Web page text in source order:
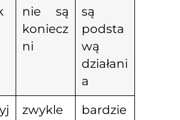
nie są
koniecz
ni
są
podsta
wą
działani
a
zwykle
bardzie